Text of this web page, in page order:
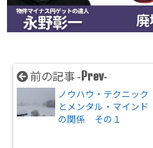
前の記事 -Prev-
ノウハウ・テクニック
とメンタル・マインド
の関係 その１